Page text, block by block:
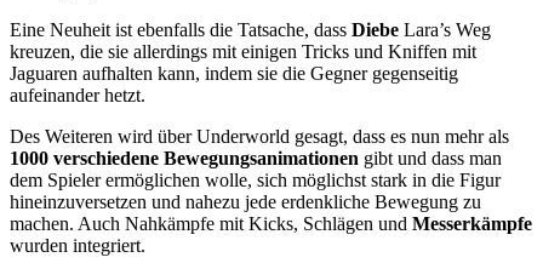
Eine Neuheit ist ebenfalls die Tatsache, dass Diebe Lara’s Weg
kreuzen, die sie allerdings mit einigen Tricks und Kniffen mit
Jaguaren aufhalten kann, indem sie die Gegner gegenseitig
aufeinander hetzt.
Des Weiteren wird über Underworld gesagt, dass es nun mehr als
1000 verschiedene Bewegungsanimationen gibt und dass man
dem Spieler ermöglichen wolle, sich möglichst stark in die Figur
hineinzuversetzen und nahezu jede erdenkliche Bewegung zu
machen. Auch Nahkämpfe mit Kicks, Schlägen und Messerkämpfe
wurden integriert.